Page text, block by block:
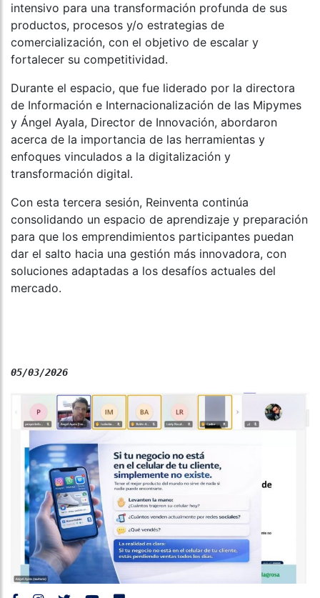
intensivo para una transformación profunda de sus
productos, procesos y/o estrategias de
comercialización, con el objetivo de escalar y
fortalecer su competitividad.
Durante el espacio, que fue liderado por la directora
de Información e Internacionalización de las Mipymes
y Ángel Ayala, Director de Innovación, abordaron
acerca de la importancia de las herramientas y
enfoques vinculados a la digitalización y
transformación digital.
Con esta tercera sesión, Reinventa continúa
consolidando un espacio de aprendizaje y preparación
para que los emprendimientos participantes puedan
dar el salto hacia una gestión más innovadora, con
soluciones adaptadas a los desafíos actuales del
mercado.
05/03/2026